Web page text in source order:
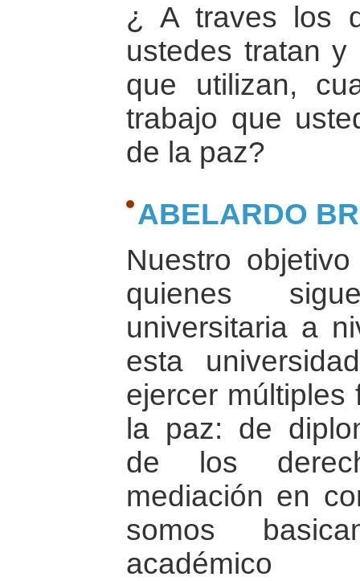
¿ A traves los
ustedes tratan y
que utilizan,
trabajo que
de la paz?
ABELARDO
Nuestro
quienes
universitaria a
esta
ejercer múltiples
la paz: de
de los
mediación en
somos
académico